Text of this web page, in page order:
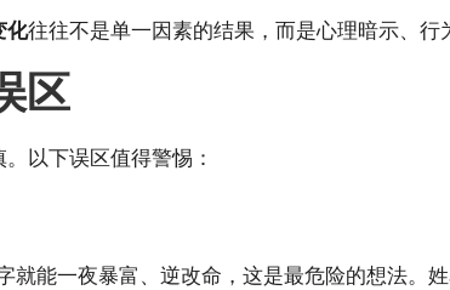
化往往不是单一因素的结果，而是心理暗示、行
区
以下误区值得警惕：
就能一夜暴富、逆改命，这是最危险的想法。